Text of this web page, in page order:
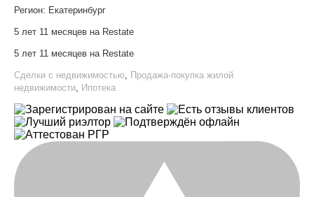
Регион: Екатеринбург
5 лет 11 месяцев на Restate
5 лет 11 месяцев на Restate
Сделки с недвижимостью
Продажа-покупка жилой
недвижимости Ипотека